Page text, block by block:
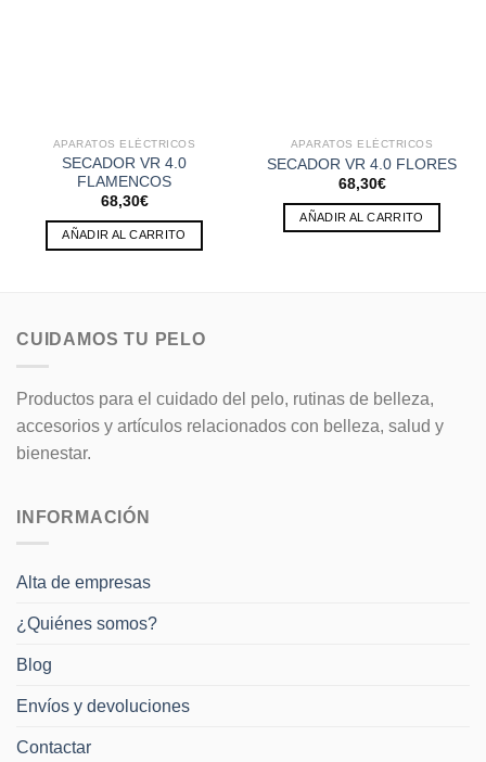
APARATOS ELÉCTRICOS
SECADOR VR 4.0
FLAMENCOS
68,30€
AÑADIR AL CARRITO
APARATOS ELÉCTRICOS
SECADOR VR 4.0 FLORES
68,30€
AÑADIR AL CARRITO
CUIDAMOS TU PELO
Productos para el cuidado del pelo, rutinas de belleza,
accesorios y artículos relacionados con belleza, salud y
bienestar.
INFORMACIÓN
Alta de empresas
¿Quiénes somos?
Blog
Envíos y devoluciones
Contactar